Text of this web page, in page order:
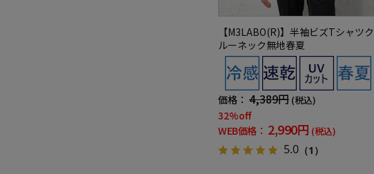
【M3LABO(R)】半袖ビズTシャツク
ルーネック無地春夏
価格： 4,389円 (税込)
32%off
WEB価格： 2,990円 (税込)
5.0 （1）